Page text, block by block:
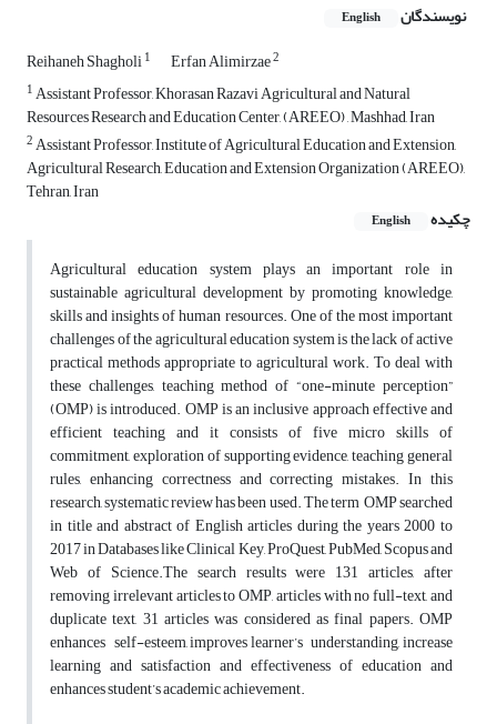
نویسندگان English
Reihaneh Shagholi1 Erfan Alimirzae2
1Assistant Professor, Khorasan Razavi Agricultural and Natural
Resources Research and Education Center, (AREEO) , Mashhad, Iran
2Assistant Professor, Institute of Agricultural Education and Extension,
Agricultural Research, Education and Extension Organization (AREEO),
Tehran, Iran
چکیده
English
Agricultural education system plays an important role in
sustainable agricultural development by promoting knowledge,
skills and insights of human resources. One of the most important
challenges of the agricultural education system is the lack of active
practical methods appropriate to agricultural work. To deal with
these challenges, teaching method of “one-minute perception”
(OMP) is introduced. OMP is an inclusive approach effective and
efficient teaching and it consists of five micro skills of
commitment, exploration of supporting evidence, teaching general
rules, enhancing correctness and correcting mistakes. In this
research, systematic review has been used. The term OMP searched
in title and abstract of English articles during the years 2000 to
2017 in Databases like Clinical Key, ProQuest, PubMed, Scopus and
Web of Science.The search results were 131 articles, after
removing irrelevant articles to OMP, articles with no full-text, and
duplicate text, 31 articles was considered as final papers. OMP
enhances self-esteem, improves learner’s understanding, increase
learning and satisfaction and effectiveness of education and
enhances student’s academic achievement.